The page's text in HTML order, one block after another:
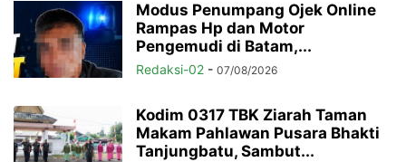
Modus Penumpang Ojek Online
Rampas Hp dan Motor
Pengemudi di Batam,...
Redaksi-02 - 07/08/2026
Kodim 0317 TBK Ziarah Taman
Makam Pahlawan Pusara Bhakti
Tanjungbatu, Sambut...